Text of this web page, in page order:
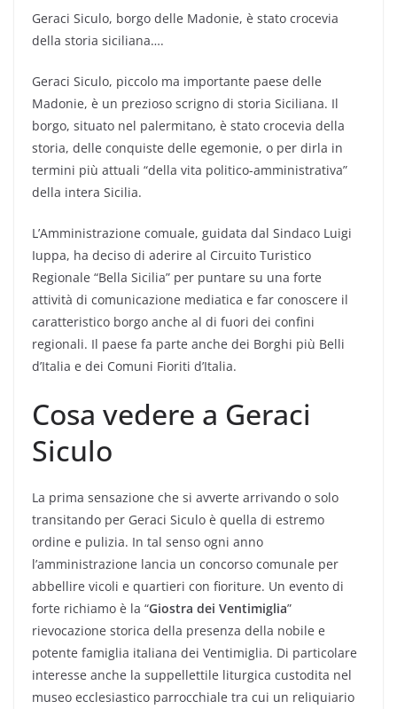
Geraci Siculo, borgo delle Madonie, è stato crocevia
della storia siciliana….
Geraci Siculo, piccolo ma importante paese delle
Madonie, è un prezioso scrigno di storia Siciliana. Il
borgo, situato nel palermitano, è stato crocevia della
storia, delle conquiste delle egemonie, o per dirla in
termini più attuali “della vita politico-amministrativa”
della intera Sicilia.
L’Amministrazione comuale, guidata dal Sindaco Luigi
Iuppa, ha deciso di aderire al Circuito Turistico
Regionale “Bella Sicilia” per puntare su una forte
attività di comunicazione mediatica e far conoscere il
caratteristico borgo anche al di fuori dei confini
regionali. Il paese fa parte anche dei Borghi più Belli
d’Italia e dei Comuni Fioriti d’Italia.
Cosa vedere a Geraci
Siculo
La prima sensazione che si avverte arrivando o solo
transitando per Geraci Siculo è quella di estremo
ordine e pulizia. In tal senso ogni anno
l’amministrazione lancia un concorso comunale per
abbellire vicoli e quartieri con fioriture. Un evento di
forte richiamo è la “Giostra dei Ventimiglia”
rievocazione storica della presenza della nobile e
potente famiglia italiana dei Ventimiglia. Di particolare
interesse anche la suppellettile liturgica custodita nel
museo ecclesiastico parrocchiale tra cui un reliquiario